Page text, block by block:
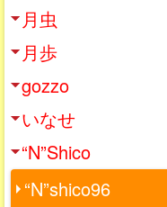
月虫
月歩
gozzo
いなせ
“N”Shico
“N”shico96